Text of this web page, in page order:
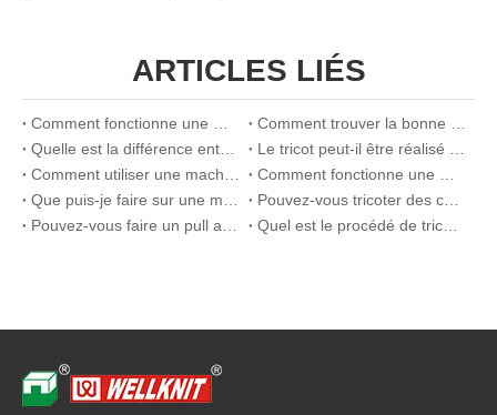
ARTICLES LIÉS